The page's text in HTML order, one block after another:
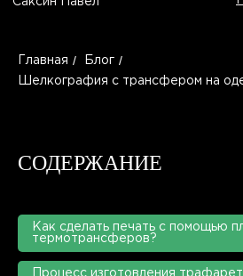
Главная / Блог /
Шелкография с трансфером на
СОДЕРЖАНИЕ
Как сделать печать с помощью
термотрансферов?
Процесс изготовления